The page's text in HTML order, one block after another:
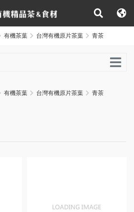
有機茶葉 台灣有機原片茶葉 青茶
有機茶葉 台灣有機原片茶葉 青茶